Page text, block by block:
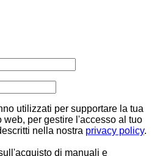
utilizzati per supportare la tua
per gestire l'accesso al tuo
nella nostra privacy policy.
di manuali e